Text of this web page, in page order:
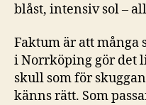
blåst, intensiv sol –
Faktum är att
i Norrköping gör det
skull som för
känns rätt. Som